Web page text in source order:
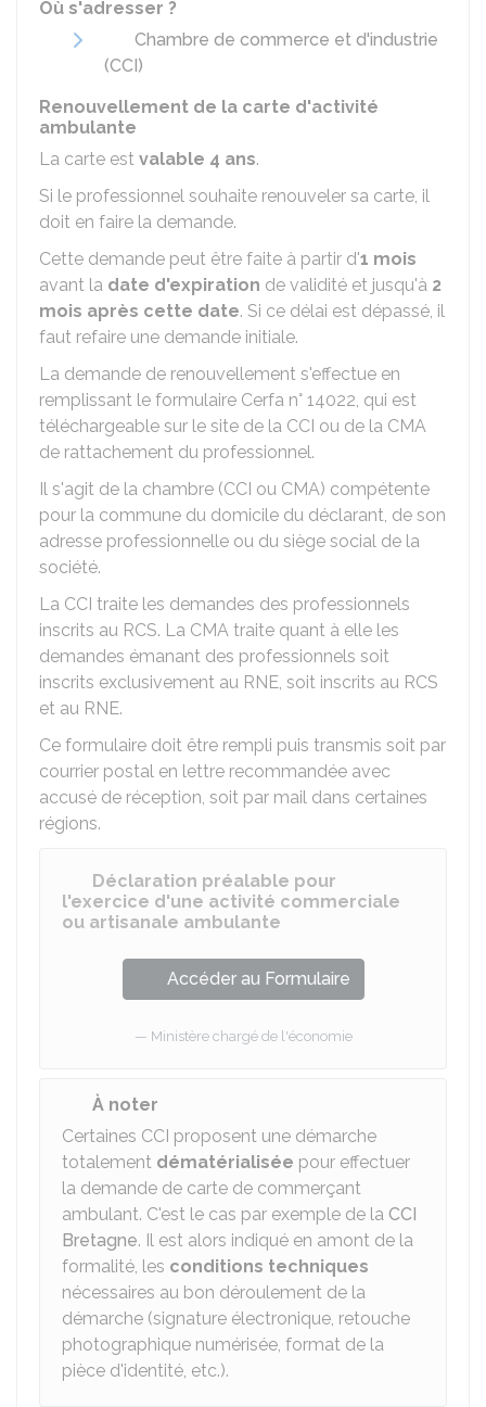
Où s'adresser ?
Chambre de commerce et d'industrie
(CCI)
Renouvellement de la carte d'activité
ambulante
La carte est valable 4 ans.
Si le professionnel souhaite renouveler sa carte, il
doit en faire la demande.
Cette demande peut être faite à partir d'1 mois
avant la date d'expiration de validité et jusqu'à 2
mois après cette date. Si ce délai est dépassé, il
faut refaire une demande initiale.
La demande de renouvellement s'effectue en
remplissant le formulaire Cerfa n° 14022, qui est
téléchargeable sur le site de la CCI ou de la CMA
de rattachement du professionnel.
Il s'agit de la chambre (CCI ou CMA) compétente
pour la commune du domicile du déclarant, de son
adresse professionnelle ou du siège social de la
société.
La CCI traite les demandes des professionnels
inscrits au RCS. La CMA traite quant à elle les
demandes émanant des professionnels soit
inscrits exclusivement au RNE, soit inscrits au RCS
et au RNE.
Ce formulaire doit être rempli puis transmis soit par
courrier postal en lettre recommandée avec
accusé de réception, soit par mail dans certaines
régions.
Déclaration préalable pour
l'exercice d'une activité commerciale
ou artisanale ambulante
Accéder au Formulaire
Ministère chargé de l'économie
À noter
Certaines CCI proposent une démarche
totalement dématérialisée pour effectuer
la demande de carte de commerçant
ambulant. C'est le cas par exemple de la CCI
Bretagne. Il est alors indiqué en amont de la
formalité, les conditions techniques
nécessaires au bon déroulement de la
démarche (signature électronique, retouche
photographique numérisée, format de la
pièce d'identité, etc.).